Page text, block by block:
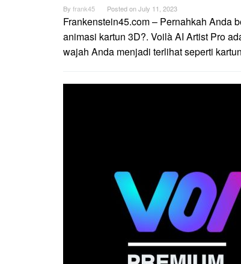
By frank45 Posted onJuly 11, 2023
Frankenstein45.com – Pernahkah Anda
animasi kartun 3D?. Voilà AI Artist Pro
wajah Anda menjadi terlihat seperti